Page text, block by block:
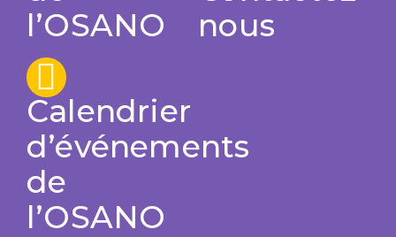
l’OSANO
nous
Calendrier
d’événements
de
l’OSANO